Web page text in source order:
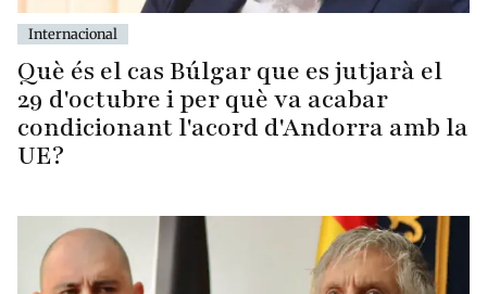
Internacional
Què és el cas Búlgar que es jutjarà el
29 d'octubre i per què va acabar
condicionant l'acord d'Andorra amb la
UE?